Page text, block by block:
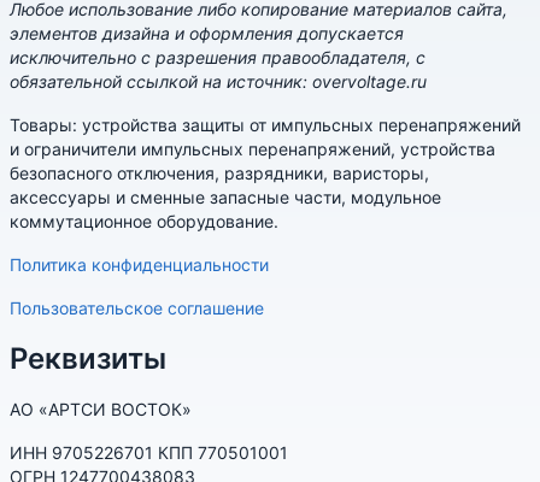
Любое использование либо копирование материалов сайта,
элементов дизайна и оформления допускается
исключительно с разрешения правообладателя, с
обязательной ссылкой на источник: overvoltage.ru
Товары: устройства защиты от импульсных перенапряжений
и ограничители импульсных перенапряжений, устройства
безопасного отключения, разрядники, варисторы,
аксессуары и сменные запасные части, модульное
коммутационное оборудование.
Политика конфиденциальности
Пользовательское соглашение
Реквизиты
АО «АРТСИ ВОСТОК»
ИНН 9705226701 КПП 770501001
ОГРН 1247700438083